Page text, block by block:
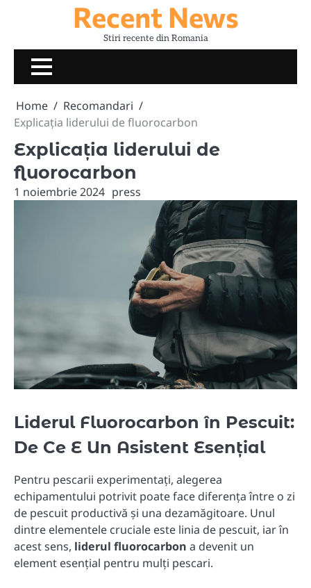
Recent News
Stiri recente din Romania
Home
Recomandari
Explicația liderului de fluorocarbon
Explicația liderului de
fluorocarbon
1 noiembrie 2024 press
Liderul Fluorocarbon în Pescuit:
De Ce E Un Asistent Esențial
Pentru pescarii experimentați, alegerea
echipamentului potrivit poate face diferența între o zi
de pescuit productivă și una dezamăgitoare. Unul
dintre elementele cruciale este linia de pescuit, iar în
acest sens, liderul fluorocarbon a devenit un
element esențial pentru mulți pescari.